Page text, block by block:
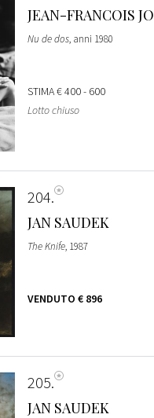
JEAN-FRANCOIS
Nu de dos, anni 1980
STIMA€ 400 - 600
Lotto chiuso
204
JAN SAUDEK
The Knife, 1987
VENDUTO € 896
205
JAN SAUDEK